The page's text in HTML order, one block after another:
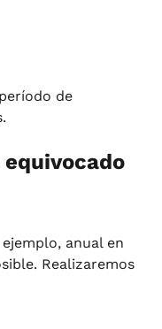
de
anual en
Realizaremos